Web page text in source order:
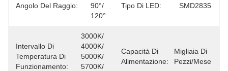
Angolo Del Raggio:
90°/
120°
Tipo Di LED: SMD2835
Intervallo Di
Temperatura Di
Funzionamento:
3000K/
4000K/
5000K/
5700K/
Capacità Di
Alimentazione:
Migliaia Di
Pezzi/mese